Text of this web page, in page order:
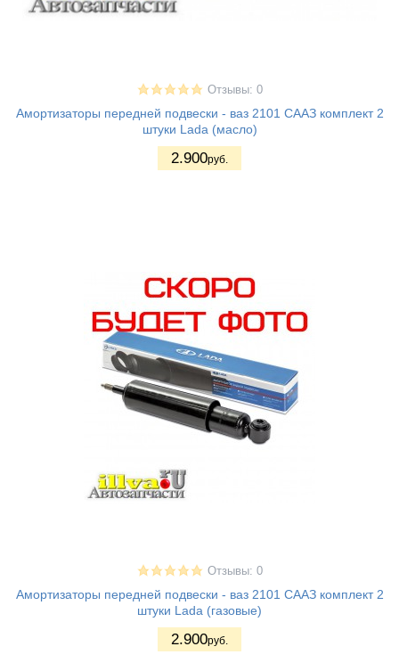
Отзывы: 0
Амортизаторы передней подвески - ваз 2101 СААЗ комплект 2
штуки Lada (масло)
2.900руб.
Отзывы: 0
Амортизаторы передней подвески - ваз 2101 СААЗ комплект 2
штуки Lada (газовые)
2.900руб.